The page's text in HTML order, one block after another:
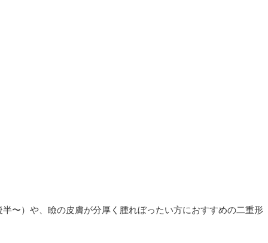
〜）や、瞼の皮膚が分厚く腫れぼったい方におすすめの二重形